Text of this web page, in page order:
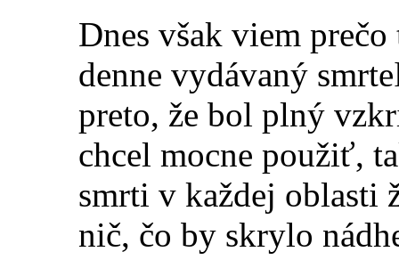
Dnes však viem
denne vydávaný
preto, že bol plný
chcel mocne použiť,
smrti v každej oblasti
nič, čo by skrylo